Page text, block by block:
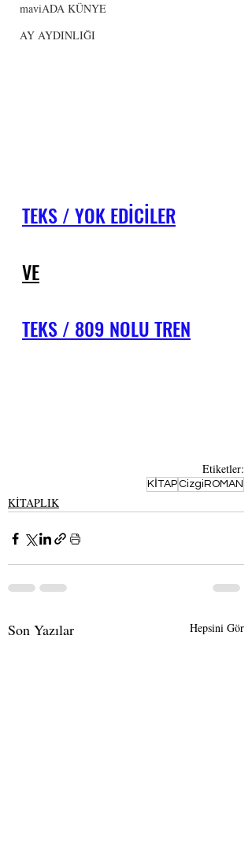
maviADA KÜNYE
AY AYDINLIĞI
TEKS / YOK EDİCİLER
VE
TEKS / 809 NOLU TREN
Etiketler:
KİTAP CizgiROMAN
KİTAPLIK
Son Yazılar Hepsini Gör